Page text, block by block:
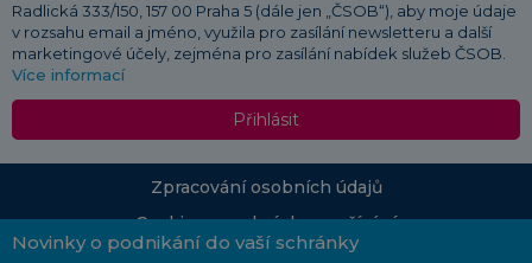
Radlická 333/150, 157 00 Praha 5 (dále jen „ČSOB“), aby moje údaje
v rozsahu email a jméno, využila pro zasílání newsletteru a další
marketingové účely, zejména pro zasílání nabídek služeb ČSOB.
Více informací
Přihlásit
Zpracování osobních údajů
Cookies a podmínky používání
Novinky o podnikání do vaší schránky